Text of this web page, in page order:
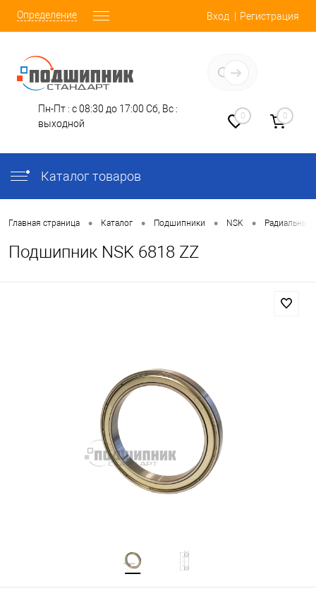
Определение Вход Регистрация
Пн-Пт : с 08:30 до 17:00 Сб, Вс :
выходной
0 0
Каталог товаров
Главная страница • Каталог • Подшипники • NSK •
Подшипник NSK 6818 ZZ